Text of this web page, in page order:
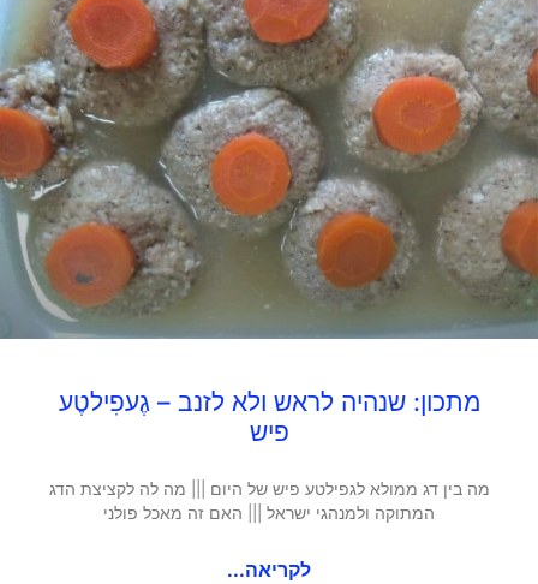
מתכון: שנהיה לראש ולא לזנב – גֶעפִילטֶע
פיש
מה בין דג ממולא לגפילטע פיש של היום ||| מה לה לקציצת הדג
המתוקה ולמנהגי ישראל ||| האם זה מאכל פולני
לקריאה...